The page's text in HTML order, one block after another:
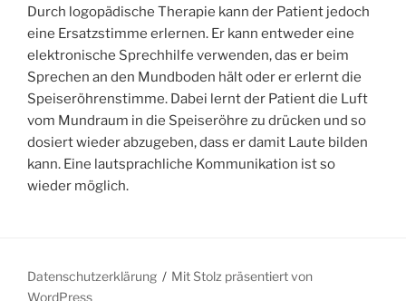
Durch logopädische Therapie kann der Patient jedoch
eine Ersatzstimme erlernen. Er kann entweder eine
elektronische Sprechhilfe verwenden, das er beim
Sprechen an den Mundboden hält oder er erlernt die
Speiseröhrenstimme. Dabei lernt der Patient die Luft
vom Mundraum in die Speiseröhre zu drücken und so
dosiert wieder abzugeben, dass er damit Laute bilden
kann. Eine lautsprachliche Kommunikation ist so
wieder möglich.
Datenschutzerklärung
Mit Stolz präsentiert von
WordPress